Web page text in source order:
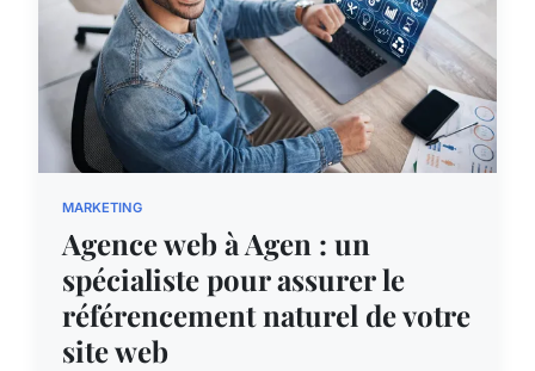
MARKETING
Agence web à Agen : un
spécialiste pour assurer le
référencement naturel de votre
site web